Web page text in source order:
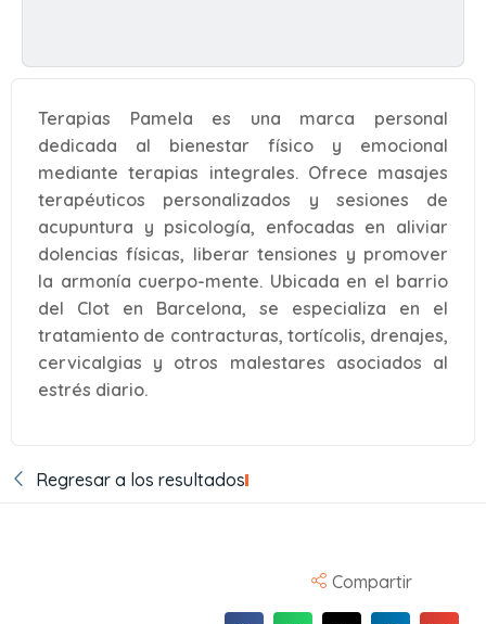
Terapias Pamela es una marca personal
dedicada al bienestar físico y emocional
mediante terapias integrales. Ofrece masajes
terapéuticos personalizados y sesiones de
acupuntura y psicología, enfocadas en aliviar
dolencias físicas, liberar tensiones y promover
la armonía cuerpo-mente. Ubicada en el barrio
del Clot en Barcelona, se especializa en el
tratamiento de contracturas, tortícolis, drenajes,
cervicalgias y otros malestares asociados al
estrés diario.
Regresar a los resultados
Compartir